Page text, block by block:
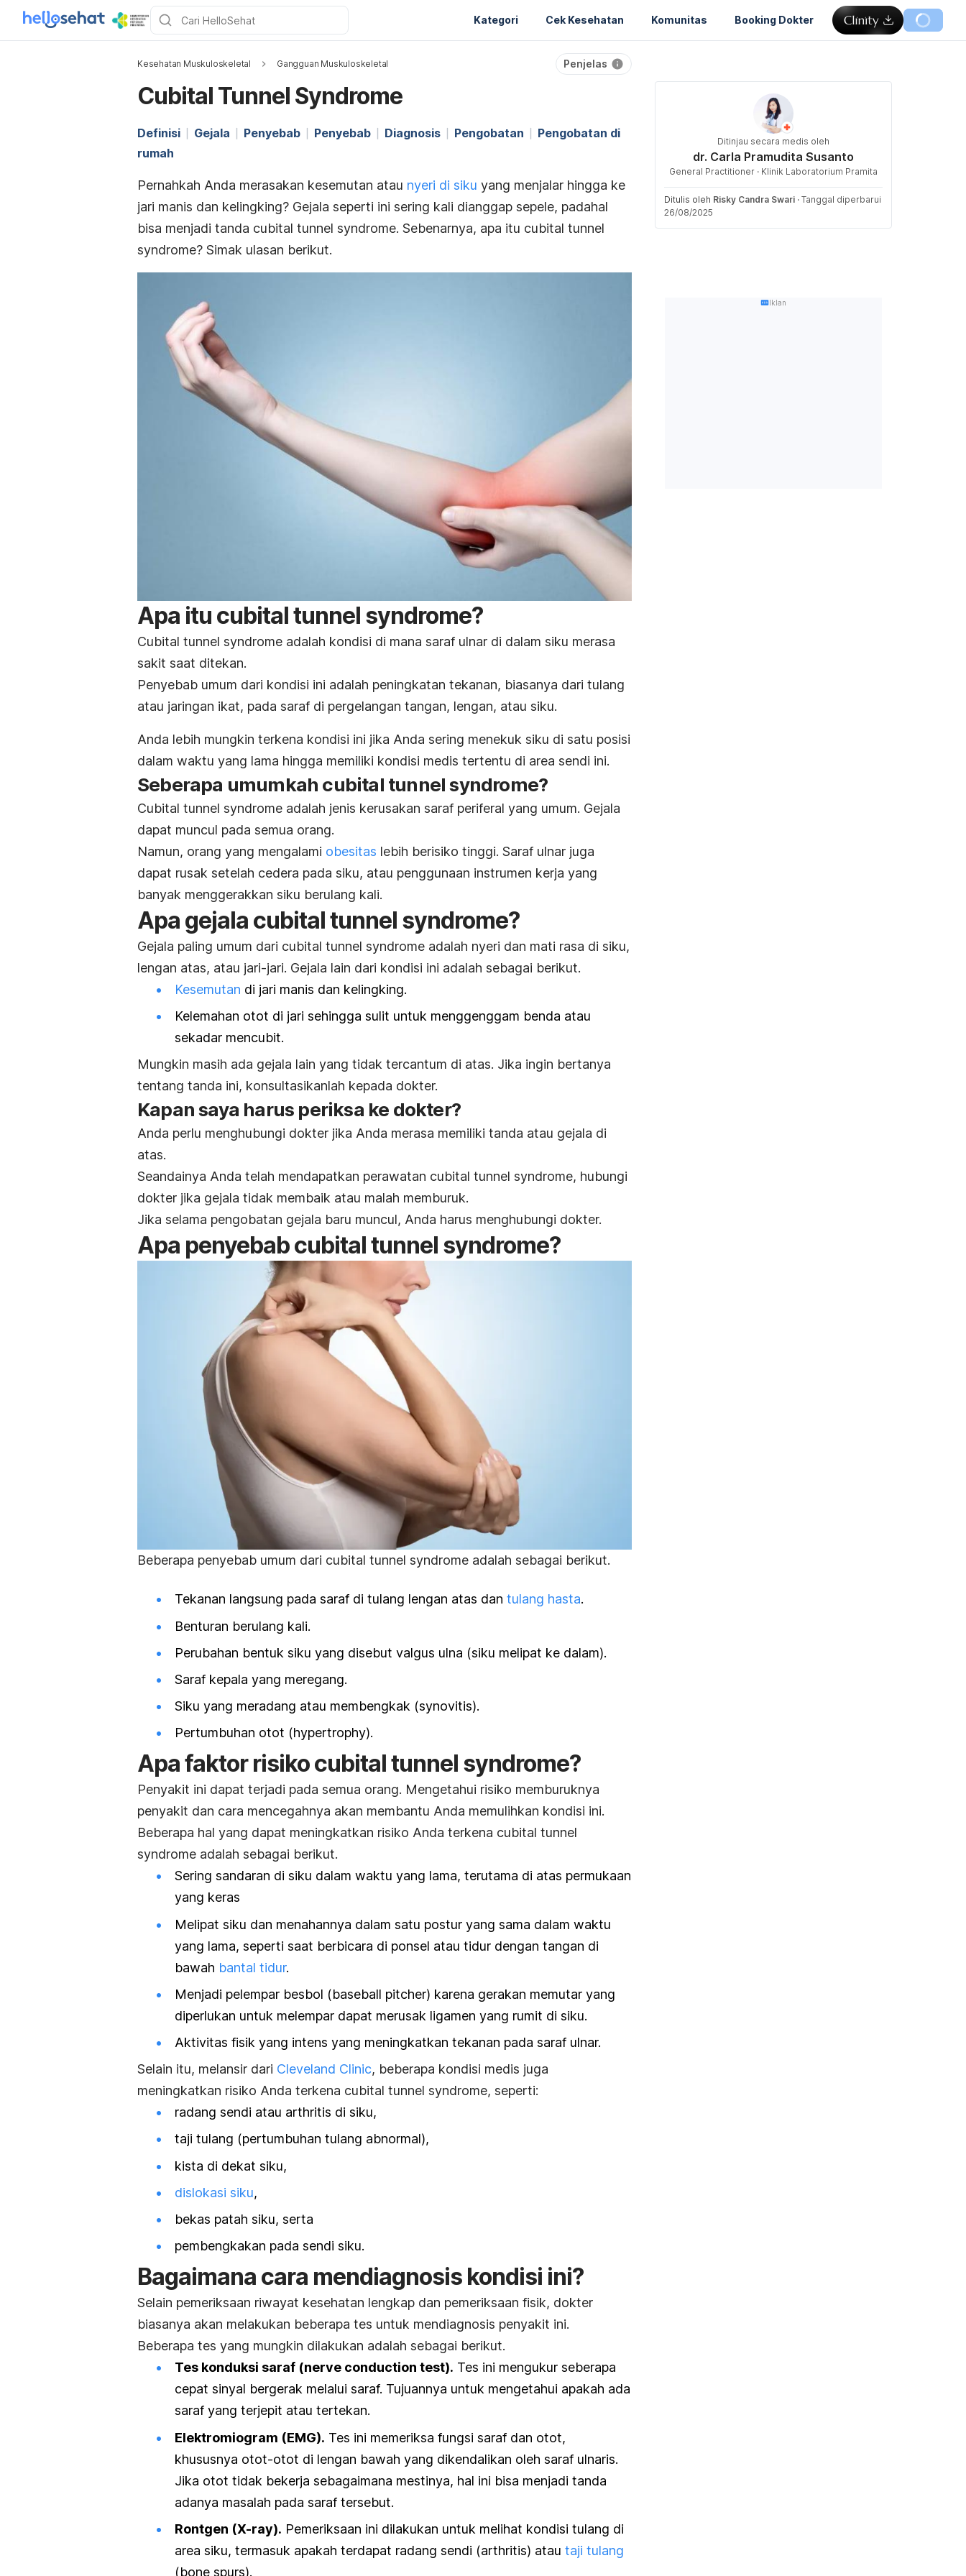
Kategori Cek Kesehatan Komunitas Booking Dokter
Kesehatan Muskuloskeletal Gangguan Muskuloskeletal Penjelas
Cubital Tunnel Syndrome
Definisi Gejala Penyebab Penyebab Diagnosis Pengobatan
Pengobatan di
rumah
Pernahkah Anda merasakan kesemutan atau nyeri di siku yang menjalar hingga ke
jari manis dan kelingking? Gejala seperti ini sering kali dianggap sepele, padahal
bisa menjadi tanda cubital tunnel syndrome. Sebenarnya, apa itu cubital tunnel
syndrome? Simak ulasan berikut.
Apa itu cubital tunnel syndrome?
Cubital tunnel syndrome adalah kondisi di mana saraf ulnar di dalam siku merasa
sakit saat ditekan.
Penyebab umum dari kondisi ini adalah peningkatan tekanan, biasanya dari tulang
atau jaringan ikat, pada saraf di pergelangan tangan, lengan, atau siku.
Anda lebih mungkin terkena kondisi ini jika Anda sering menekuk siku di satu posisi
dalam waktu yang lama hingga memiliki kondisi medis tertentu di area sendi ini.
Seberapa umumkah cubital tunnel syndrome?
Cubital tunnel syndrome adalah jenis kerusakan saraf periferal yang umum. Gejala
dapat muncul pada semua orang.
Namun, orang yang mengalami obesitas lebih berisiko tinggi. Saraf ulnar juga
dapat rusak setelah cedera pada siku, atau penggunaan instrumen kerja yang
banyak menggerakkan siku berulang kali.
Apa gejala cubital tunnel syndrome?
Gejala paling umum dari cubital tunnel syndrome adalah nyeri dan mati rasa di siku,
lengan atas, atau jari-jari. Gejala lain dari kondisi ini adalah sebagai berikut.
Kesemutan di jari manis dan kelingking.
Kelemahan otot di jari sehingga sulit untuk menggenggam benda atau
sekadar mencubit.
Mungkin masih ada gejala lain yang tidak tercantum di atas. Jika ingin bertanya
tentang tanda ini, konsultasikanlah kepada dokter.
Kapan saya harus periksa ke dokter?
Anda perlu menghubungi dokter jika Anda merasa memiliki tanda atau gejala di
atas.
Seandainya Anda telah mendapatkan perawatan cubital tunnel syndrome, hubungi
dokter jika gejala tidak membaik atau malah memburuk.
Jika selama pengobatan gejala baru muncul, Anda harus menghubungi dokter.
Apa penyebabcubital tunnel syndrome?
Beberapa penyebab umum dari cubital tunnel syndrome adalah sebagai berikut.
Tekanan langsung pada saraf di tulang lengan atas dan tulang hasta.
Benturan berulang kali.
Perubahan bentuk siku yang disebut valgus ulna (siku melipat ke dalam).
Saraf kepala yang meregang.
Siku yang meradang atau membengkak (synovitis).
Pertumbuhan otot (hypertrophy).
Apa faktor risikocubital tunnel syndrome?
Penyakit ini dapat terjadi pada semua orang. Mengetahui risiko memburuknya
penyakit dan cara mencegahnya akan membantu Anda memulihkan kondisi ini.
Beberapa hal yang dapat meningkatkan risiko Anda terkena cubital tunnel
syndrome adalah sebagai berikut.
Sering sandaran di siku dalam waktu yang lama, terutama di atas permukaan
yang keras
Melipat siku dan menahannya dalam satu postur yang sama dalam waktu
yang lama, seperti saat berbicara di ponsel atau tidur dengan tangan di
bawah bantal tidur.
Menjadi pelempar besbol (baseball pitcher) karena gerakan memutar yang
diperlukan untuk melempar dapat merusak ligamen yang rumit di siku.
Aktivitas fisik yang intens yang meningkatkan tekanan pada saraf ulnar.
Selain itu, melansir dari Cleveland Clinic, beberapa kondisi medis juga
meningkatkan risiko Anda terkena cubital tunnel syndrome, seperti:
radang sendi atau arthritis di siku,
taji tulang (pertumbuhan tulang abnormal),
kista di dekat siku,
dislokasi siku,
bekas patah siku, serta
pembengkakan pada sendi siku.
Bagaimana cara mendiagnosis kondisi ini?
Selain pemeriksaan riwayat kesehatan lengkap dan pemeriksaan fisik, dokter
biasanya akan melakukan beberapa tes untuk mendiagnosis penyakit ini.
Beberapa tes yang mungkin dilakukan adalah sebagai berikut.
Tes konduksi saraf (nerve conduction test). Tes ini mengukur seberapa
cepat sinyal bergerak melalui saraf. Tujuannya untuk mengetahui apakah ada
saraf yang terjepit atau tertekan.
Elektromiogram (EMG). Tes ini memeriksa fungsi saraf dan otot,
khususnya otot-otot di lengan bawah yang dikendalikan oleh saraf ulnaris.
Jika otot tidak bekerja sebagaimana mestinya, hal ini bisa menjadi tanda
adanya masalah pada saraf tersebut.
Rontgen (X-ray). Pemeriksaan ini dilakukan untuk melihat kondisi tulang di
area siku, termasuk apakah terdapat radang sendi (arthritis) atau taji tulang
(bone spurs).
Ditinjau secara medis oleh
dr. Carla Pramudita Susanto
General Practitioner · Klinik Laboratorium Pramita
Ditulis oleh Risky Candra Swari · Tanggal diperbarui
26/08/2025
Iklan